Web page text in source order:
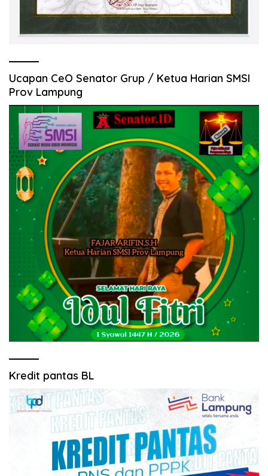
Ucapan CeO Senator Grup / Ketua Harian SMSI
Prov Lampung
Kredit pantas BL